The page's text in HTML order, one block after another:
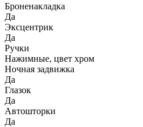
Броненакладка
Да
Эксцентрик
Да
Ручки
Нажимные, цвет хром
Ночная задвижка
Да
Глазок
Да
Автошторки
Да